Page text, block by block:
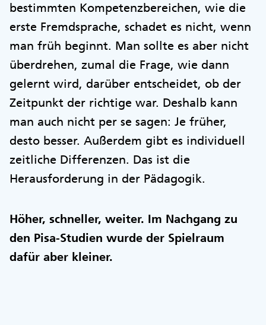
bestimmten Kompetenzbereichen, wie die
erste Fremdsprache, schadet es nicht, wenn
man früh beginnt. Man sollte es aber nicht
überdrehen, zumal die Frage, wie dann
gelernt wird, darüber entscheidet, ob der
Zeitpunkt der richtige war. Deshalb kann
man auch nicht per se sagen: Je früher,
desto besser. Außerdem gibt es individuell
zeitliche Differenzen. Das ist die
Herausforderung in der Pädagogik.
Höher, schneller, weiter. Im Nachgang zu
den Pisa-Studien wurde der Spielraum
dafür aber kleiner.